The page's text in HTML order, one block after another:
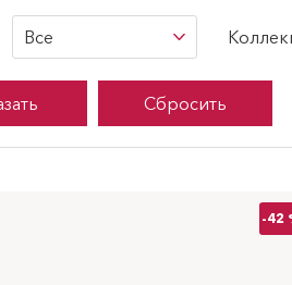
Комбинезоны
Беременных и
кормящих
Костюмы женские
Все
Трикотажное
полотно "кулирка"
-42